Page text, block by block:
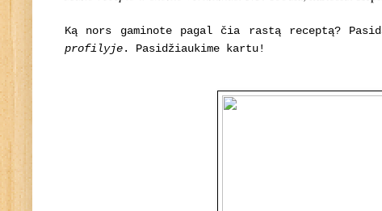
Ką nors gaminote pagal čia rastą receptą?
profilyje. Pasidžiaukime kartu!